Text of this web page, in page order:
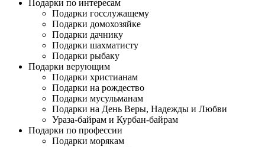
Подарки по интересам
Подарки госслужащему
Подарки домохозяйке
Подарки дачнику
Подарки шахматисту
Подарки рыбаку
Подарки верующим
Подарки христианам
Подарки на рождество
Подарки мусульманам
Подарки на День Веры, Надежды и Любви
Ураза-байрам и Курбан-байрам
Подарки по профессии
Подарки морякам